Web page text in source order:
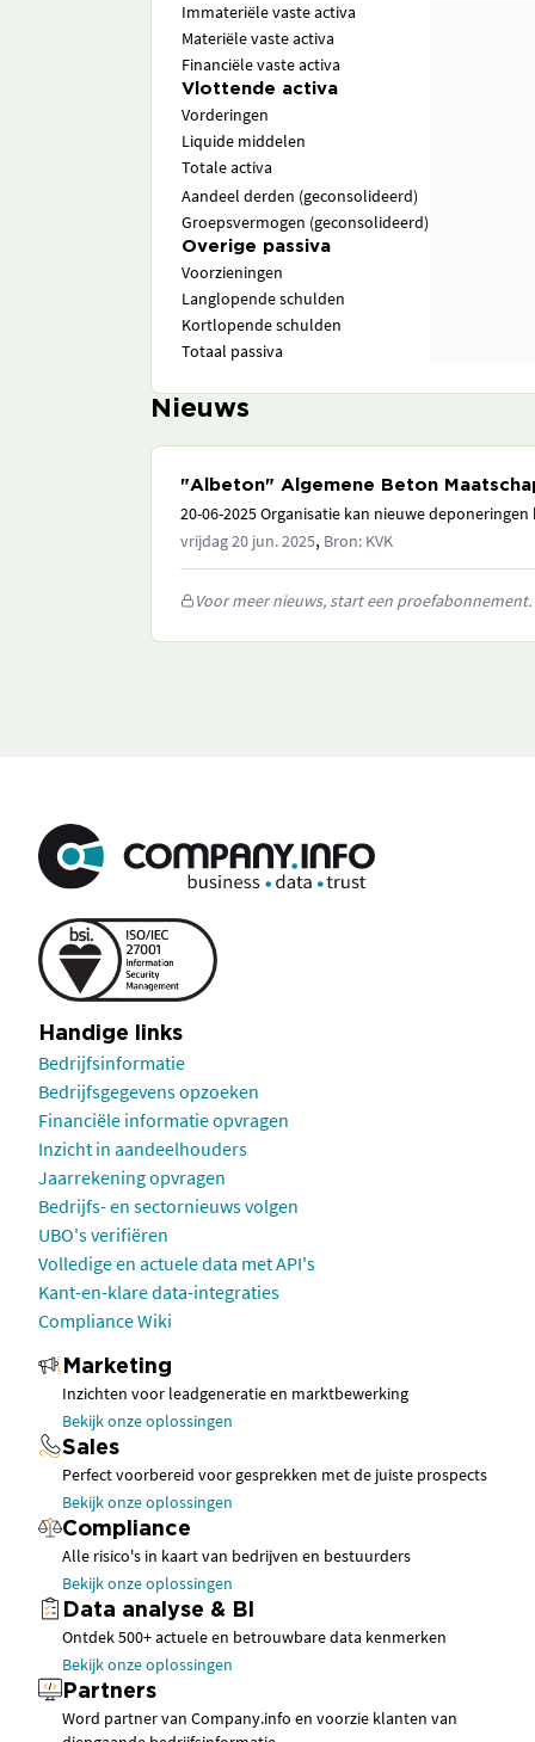
Immateriële vaste activa
Materiële vaste activa
Financiële vaste activa
Vlottende activa
Vorderingen
Liquide middelen
Totale activa
Aandeel derden (geconsolideerd)
Groepsvermogen (geconsolideerd)
Overige passiva
Voorzieningen
Langlopende schulden
Kortlopende schulden
Totaal passiva
Nieuws
"Albeton" Algemene Beton
20-06-2025 Organisatie kan nieuwe
vrijdag 20 jun. 2025, Bron: KVK
Voor meer nieuws, start een proefabonnement.
Handige links
Bedrijfsinformatie
Bedrijfsgegevens opzoeken
Financiële informatie opvragen
Inzicht in aandeelhouders
Jaarrekening opvragen
Bedrijfs- en sectornieuws volgen
UBO's verifiëren
Volledige en actuele data met API's
Kant-en-klare data-integraties
Compliance Wiki
Marketing
Inzichten voor leadgeneratie en marktbewerking
Bekijk onze oplossingen
Sales
Perfect voorbereid voor gesprekken met de juiste prospects
Bekijk onze oplossingen
Compliance
Alle risico's in kaart van bedrijven en bestuurders
Bekijk onze oplossingen
Data analyse & BI
Ontdek 500+ actuele en betrouwbare data kenmerken
Bekijk onze oplossingen
Partners
Word partner van Company.info en voorzie klanten van